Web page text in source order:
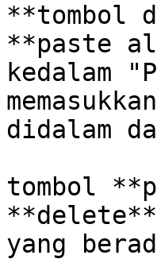
**tombol
**paste
kedalam
didalam
tombol
**delete**,
yang